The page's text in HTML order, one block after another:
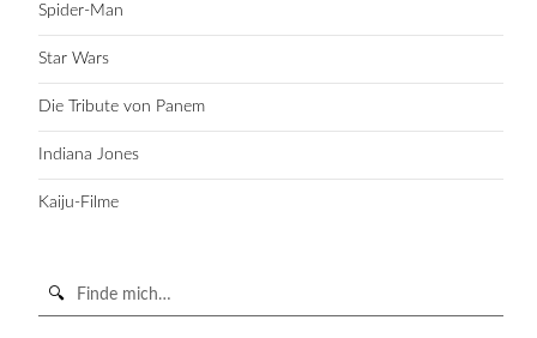
Spider-Man
Star Wars
Die Tribute von Panem
Indiana Jones
Kaiju-Filme
Suche